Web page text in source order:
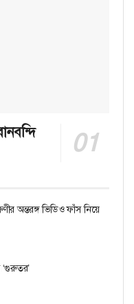
অন্তরঙ্গ ভিডিও ফাঁস নিয়ে
‘গুরুতর’